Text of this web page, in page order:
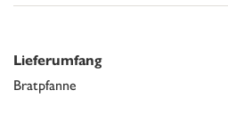
Lieferumfang
Bratpfanne